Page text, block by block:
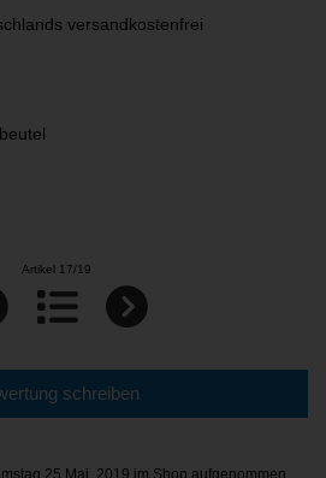
versandkostenfrei
Artikel 17/19
schreiben
25 Mai, 2019 im Shop aufgenommen.